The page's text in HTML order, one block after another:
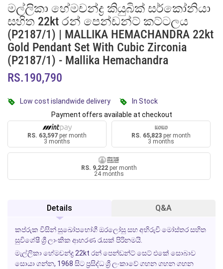
මල්ලිකා හේමචන්ද්‍ර කියුබික් සර්කෝනියා
සහිත 22kt රන් පෙන්ඩන්ට් කට්ටලය
(p2187/1) | MALLIKA HEMACHANDRA 22kt
Gold Pendant Set With Cubic Zirconia
(P2187/1) - Mallika Hemachandra
RS.190,790
Low cost islandwide delivery
In Stock
Payment offers available at checkout
RS. 63,597 per month
3 months
RS. 65,823 per month
3 months
RS. 9,222 per month
24 months
Details Q&A
කප්රුක විසින් සුඛෝපභෝගී ඔරලෝසු සහ අභිරුචි මෝස්තර සහිත
සුවිශේෂී ශ්‍රී ලාංකික ආභරණ රැසක් පිරිනමයි.
මැල්ලිකා හේමචන්ද්‍ර 22kt රන් පෙන්ඩන්ට් සෙට් එකේ සොබාව
සොයා ගන්න, 1968 සිට ප්‍රසිද්ධ ශ්‍රී ලංකාවේ ගහන ගහන ගහන